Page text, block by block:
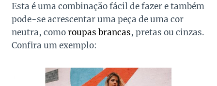
Esta é uma combinação fácil de fazer e também
pode-se acrescentar uma peça de uma cor
neutra, comoroupas brancas, pretas ou cinzas.
Confira um exemplo: